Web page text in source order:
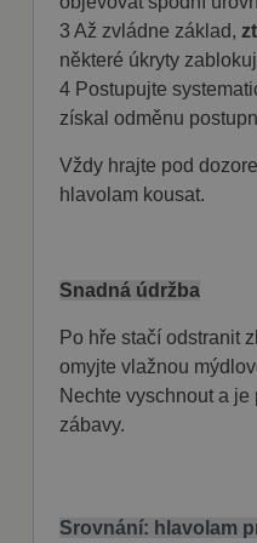
3 Až zvládne základ,
některé úkryty
4 Postupujte
získal odměnu
Vždy hrajte pod
hlavolam kousat.
Snadná údržba
Po hře stačí odstranit
omyjte vlažnou
Nechte vyschnout a
zábavy.
Srovnání: hlavolam
CookieScriptConsent
ochrany osobních údajů